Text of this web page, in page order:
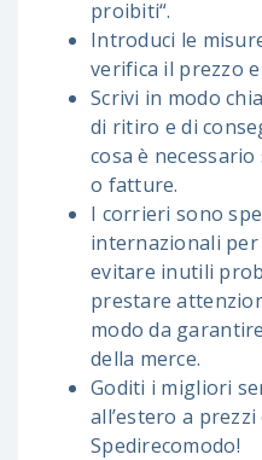
proibiti“.
Introduci le
verifica il prezzo
Scrivi in modo
di ritiro e di
cosa è
o fatture.
I corrieri sono
internazionali
evitare inutili
prestare
modo da
della merce.
Goditi i migliori
all’estero a
Spedirecomodo!